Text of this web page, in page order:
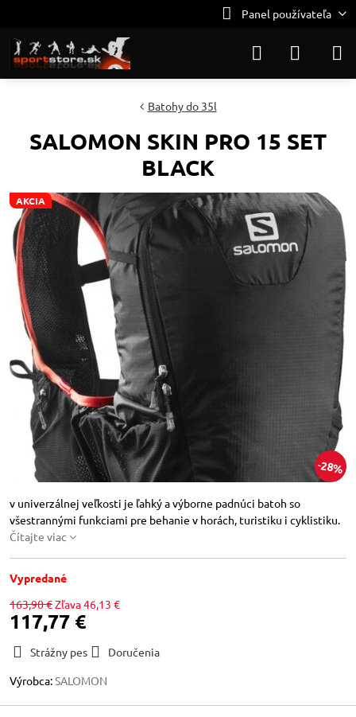
Panel používateľa
AKCIA
28%
Batohy do 35l
SALOMON SKIN PRO 15 SET
BLACK
v univerzálnej veľkosti je ľahký a výborne padnúci batoh so
všestrannými funkciami pre behanie v horách, turistiku i cyklistiku.
Čítajte viac
Vypredané
163,90 €Zľava46,13 €
117,77 €
Strážny pes
Doručenia
Výrobca:SALOMON